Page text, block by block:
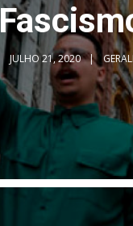
JULHO 21, 2020